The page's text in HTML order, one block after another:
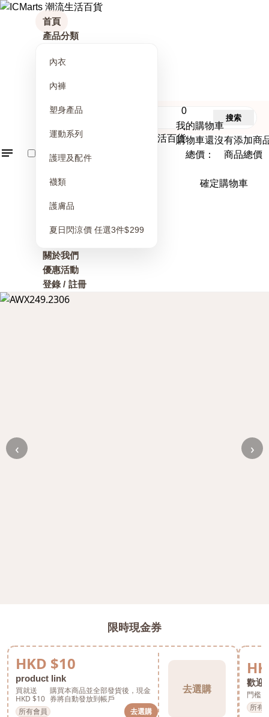
首頁
產品分類
內衣
內褲
塑身產品
運動系列
護理及配件
襪類
護膚品
夏日閃涼價 任選3件$299
關於我們
優惠活動
登錄 / 註冊
0
我的購物車
購物車還沒有添加商
總價： 商品總價
確定購物車
搜索
‹ ›
限時現金券
HKD $10
product link
買就送
HKD $10
購買本商品並全部發貨後，現金
券將自動發放到帳戶
所有會員
去選購
去選購
歡迎
門檻
所有